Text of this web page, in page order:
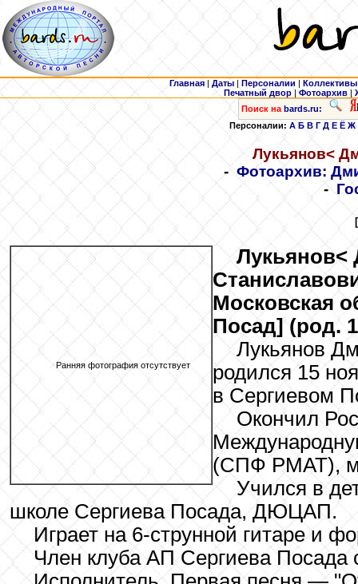
Главная | Даты | Персоналии | Коллективы
Печатный двор |Фотоархив |
Поиск на bards.ru:
Персоналии: А Б В Г Д Е Ё Ж
Лукьянов<
- Фотоархив:
-
Ранняя фотография отсутствует
Лукьянов<
Московская
Посад] (род.
Лукьянов
родился 15
в Сергиевом
Окончил
(СПФ РМАТ),
Учился в
школе Сергиева Посада, ДЮЦАП.
Играет на 6-струнной гитаре и
Член клуба АП Сергиева Посада